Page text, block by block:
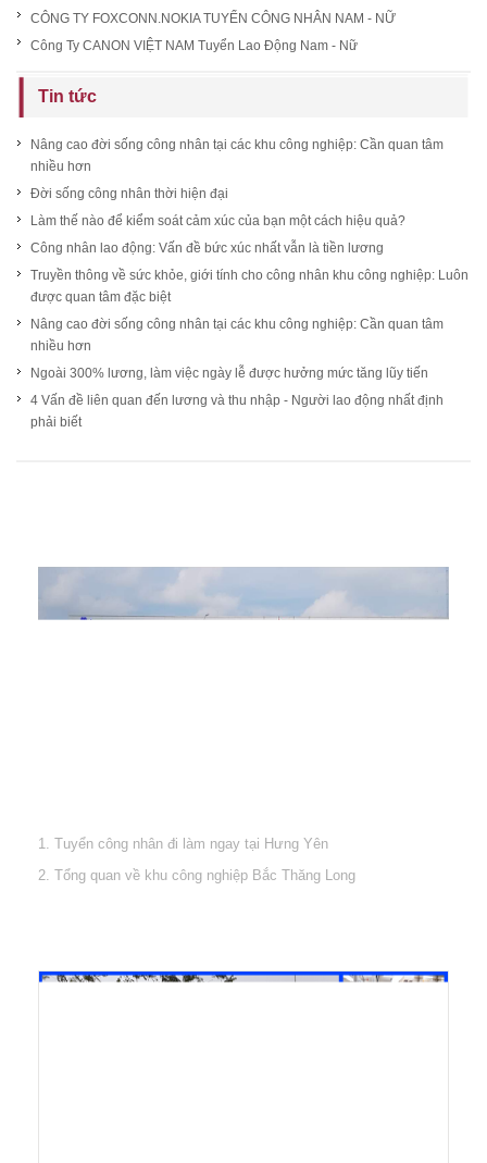
CÔNG TY FOXCONN.NOKIA TUYỂN CÔNG NHÂN NAM - NỮ
Công Ty CANON VIỆT NAM Tuyển Lao Động Nam - Nữ
Tin tức
Nâng cao đời sống công nhân tại các khu công nghiệp: Cần quan tâm
nhiều hơn
Đời sống công nhân thời hiện đại
Làm thế nào để kiểm soát cảm xúc của bạn một cách hiệu quả?
Công nhân lao động: Vấn đề bức xúc nhất vẫn là tiền lương
Truyền thông về sức khỏe, giới tính cho công nhân khu công nghiệp: Luôn
được quan tâm đặc biệt
Nâng cao đời sống công nhân tại các khu công nghiệp: Cần quan tâm
nhiều hơn
Ngoài 300% lương, làm việc ngày lễ được hưởng mức tăng lũy tiến
4 Vấn đề liên quan đến lương và thu nhập - Người lao động nhất định
phải biết
1. Tuyển công nhân đi làm ngay tại Hưng Yên
2. Tổng quan về khu công nghiệp Bắc Thăng Long